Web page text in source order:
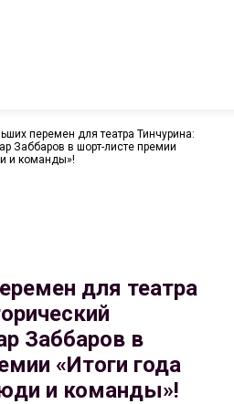
перемен для театра Тинчурина:
Заббаров в шорт-листе премии
и команды»!
для театра
Заббаров в
«Итоги года
и команды»!